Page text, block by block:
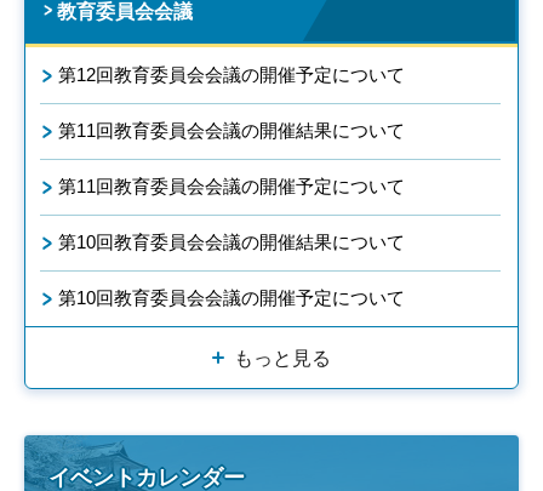
教育委員会会議
第12回教育委員会会議の開催予定について
第11回教育委員会会議の開催結果について
第11回教育委員会会議の開催予定について
第10回教育委員会会議の開催結果について
第10回教育委員会会議の開催予定について
もっと見る
イベントカレンダー